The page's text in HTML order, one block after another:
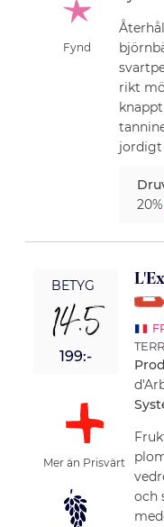
Fynd
rikt
jordigt
BETYG
14.5
199:-
Mer än Prisvärt
och